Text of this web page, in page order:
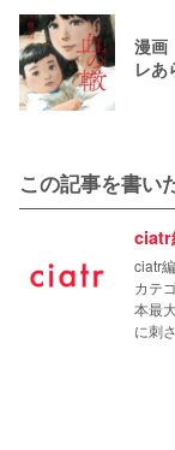
漫画
レあ
この記事を書い
ciatr
ciatr
カテ
本最
に刺